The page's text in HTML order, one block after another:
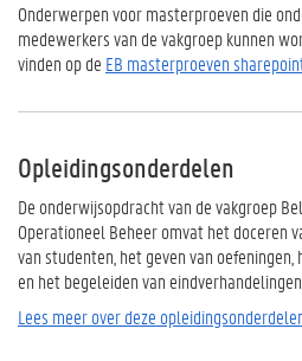
Onderwerpen voor masterproeven die
medewerkers van de vakgroep kunnen
vinden op de EB masterproeven
Opleidingsonderdelen
De onderwijsopdracht van de vakgroep
Operationeel Beheer omvat het doceren
van studenten, het geven van
en het begeleiden van
Lees meer over deze